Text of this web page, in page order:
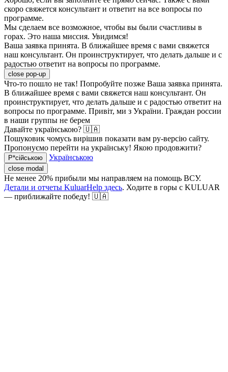
скоро свяжется консультант и ответит на все вопросы по
программе.
Мы сделаем все возможное, чтобы вы были счастливы в
горах. Это наша миссия. Увидимся!
Ваша заявка принята. В ближайшее время с вами свяжется
наш консультант. Он проинструктирует, что делать дальше и с
радостью ответит на вопросы по программе.
close pop-up
Что-то пошло не так! Попробуйте позже Ваша заявка принята.
В ближайшее время с вами свяжется наш консультант. Он
проинструктирует, что делать дальше и с радостью ответит на
вопросы по программе. Привіт, ми з України. Граждан россии
в наши группы не берем
Давайте українською? 🇺🇦
Пошуковик чомусь вирішив показати вам ру-версію сайту.
Пропонуємо перейти на українську! Якою продовжити?
Р*сійською Українською
close modal
Не менее 20% прибыли мы направляем на помощь ВСУ.
Детали и отчеты KuluarHelp здесь. Ходите в горы с KULUAR
— приближайте победу! 🇺🇦